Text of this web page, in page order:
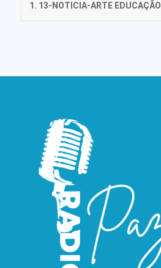
1. 13-NOTICIA-ARTE EDUCAÇÃO